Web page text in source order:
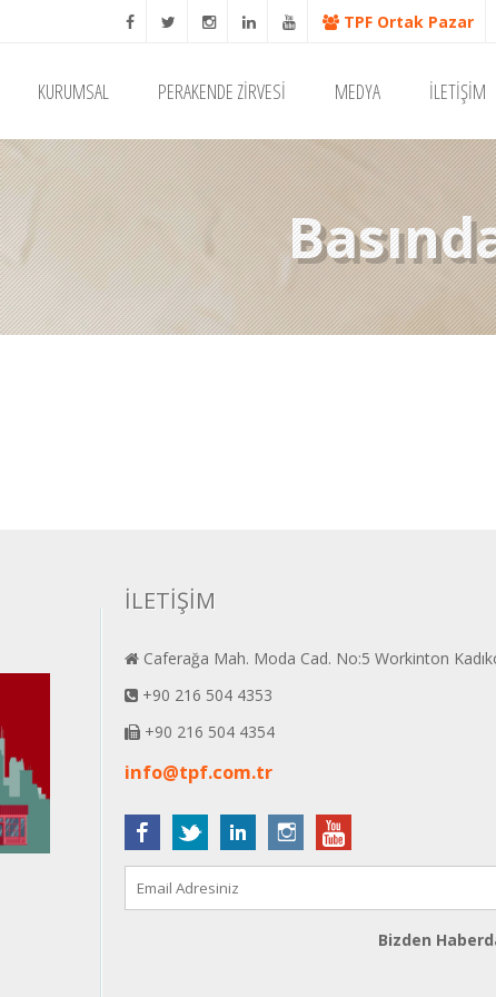
TPF Ortak Pazar
KURUMSAL PERAKENDE ZİRVESİ MEDYA İLETİŞİM
İLETİŞİM
Caferağa Mah. Moda Cad. No:5 Workinton
+90 216 504 4353
+90 216 504 4354
info@tpf.com.tr
Bizden